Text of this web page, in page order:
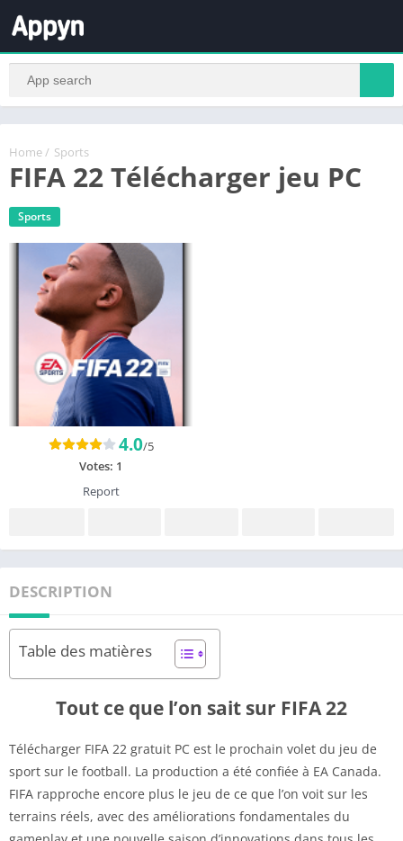
Home / Sports
FIFA 22 Télécharger jeu PC
Sports
4.0/5
Votes: 1
Report
DESCRIPTION
Table des matières
Tout ce que l’on sait sur FIFA 22
Télécharger FIFA 22 gratuit PC est le prochain volet du jeu de
sport sur le football. La production a été confiée à EA Canada.
FIFA rapproche encore plus le jeu de ce que l’on voit sur les
terrains réels, avec des améliorations fondamentales du